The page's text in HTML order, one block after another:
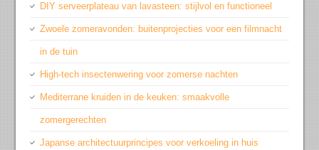
DIY serveerplateau van lavasteen: stijlvol en functioneel
Zwoele zomeravonden: buitenprojecties voor een filmnacht
in de tuin
High-tech insectenwering voor zomerse nachten
Mediterrane kruiden in de keuken: smaakvolle
zomergerechten
Japanse architectuurprincipes voor verkoeling in huis